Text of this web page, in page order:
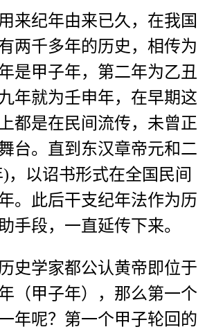
来纪年由来已久，在我国
两千多年的历史，相传为
是甲子年，第二年为乙丑
就为壬申年，在早期这
都是在民间流传，未曾正
台。直到东汉章帝元和二
，以诏书形式在全国民间
。此后干支纪年法作为历
手段，一直延传下来。
史学家都公认黄帝即位于
（甲子年），那么第一个
年呢？第一个甲子轮回的